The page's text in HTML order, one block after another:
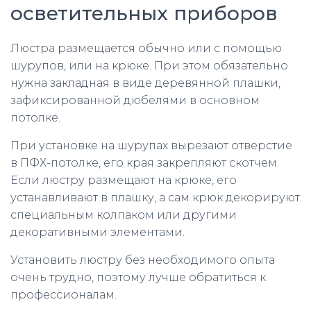
осветительных приборов
Люстра размещается обычно или с помощью
шурупов, или на крюке. При этом обязательно
нужна закладная в виде деревянной плашки,
зафиксированной дюбелями в основном
потолке.
При установке на шурупах вырезают отверстие
в ПФХ-потолке, его края закрепляют скотчем.
Если люстру размещают на крюке, его
устанавливают в плашку, а сам крюк декорируют
специальным колпаком или другими
декоративными элементами.
Установить люстру без необходимого опыта
очень трудно, поэтому лучше обратиться к
профессионалам.